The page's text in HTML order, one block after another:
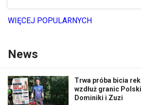
WIĘCEJ POPULARNYCH
News
Trwa próba bicia
wzdłuż granic
Dominiki i Zuzi